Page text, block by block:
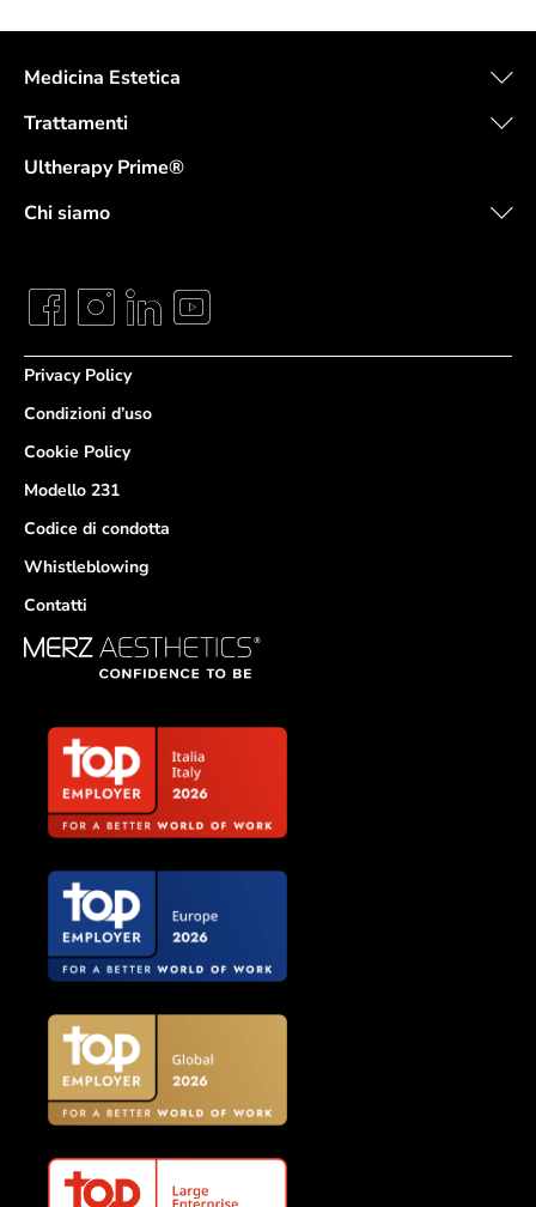
Medicina Estetica
Trattamenti
Ultherapy Prime®
Chi siamo
Privacy Policy
Condizioni d’uso
Cookie Policy
Modello 231
Codice di condotta
Whistleblowing
Contatti